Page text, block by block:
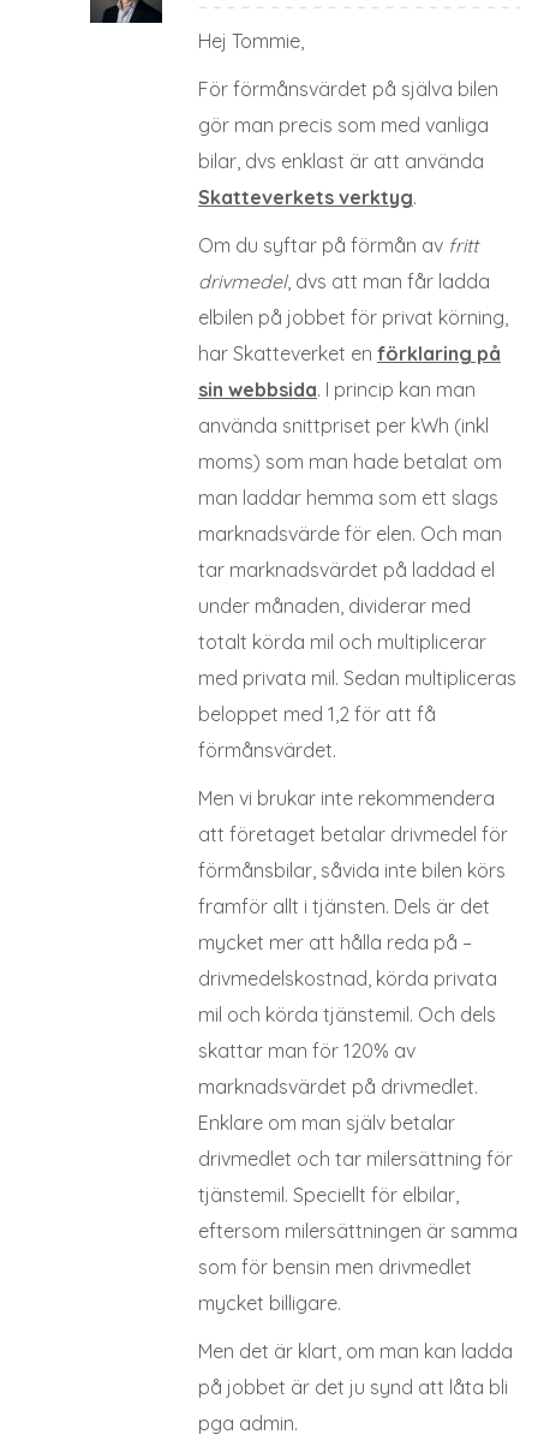
Hej Tommie,
För förmånsvärdet på själva bilen
gör man precis som med vanliga
bilar, dvs enklast är att använda
Skatteverkets verktyg.
Om du syftar på förmån av fritt
drivmedel, dvs att man får ladda
elbilen på jobbet för privat körning,
har Skatteverket en förklaring på
sin webbsida. I princip kan man
använda snittpriset per kWh (inkl
moms) som man hade betalat om
man laddar hemma som ett slags
marknadsvärde för elen. Och man
tar marknadsvärdet på laddad el
under månaden, dividerar med
totalt körda mil och multiplicerar
med privata mil. Sedan multipliceras
beloppet med 1,2 för att få
förmånsvärdet.
Men vi brukar inte rekommendera
att företaget betalar drivmedel för
förmånsbilar, såvida inte bilen körs
framför allt i tjänsten. Dels är det
mycket mer att hålla reda på –
drivmedelskostnad, körda privata
mil och körda tjänstemil. Och dels
skattar man för 120% av
marknadsvärdet på drivmedlet.
Enklare om man själv betalar
drivmedlet och tar milersättning för
tjänstemil. Speciellt för elbilar,
eftersom milersättningen är samma
som för bensin men drivmedlet
mycket billigare.
Men det är klart, om man kan ladda
på jobbet är det ju synd att låta bli
pga admin.